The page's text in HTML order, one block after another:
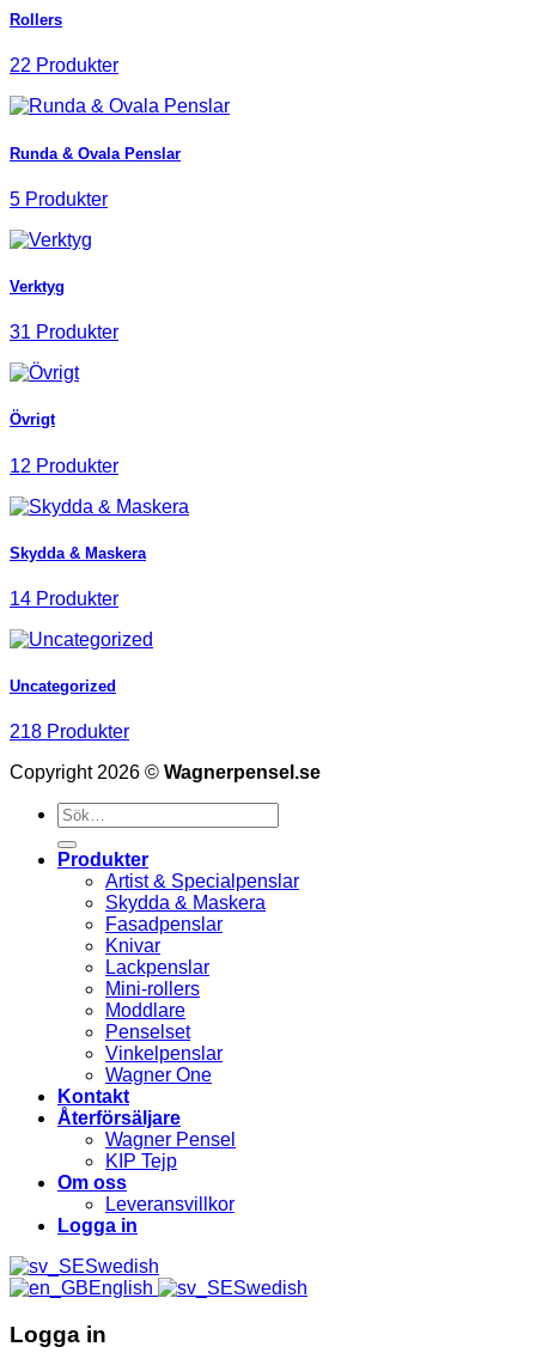
Rollers
22 Produkter
Runda & Ovala Penslar
5 Produkter
Verktyg
31 Produkter
Övrigt
12 Produkter
Skydda & Maskera
14 Produkter
Uncategorized
218 Produkter
Copyright 2026 © Wagnerpensel.se
Sök
efter:
Produkter
Artist & Specialpenslar
Skydda & Maskera
Fasadpenslar
Knivar
Lackpenslar
Mini-rollers
Moddlare
Penselset
Vinkelpenslar
Wagner One
Kontakt
Återförsäljare
Wagner Pensel
KIP Tejp
Om oss
Leveransvillkor
Logga in
Swedish
English
Swedish
Logga in